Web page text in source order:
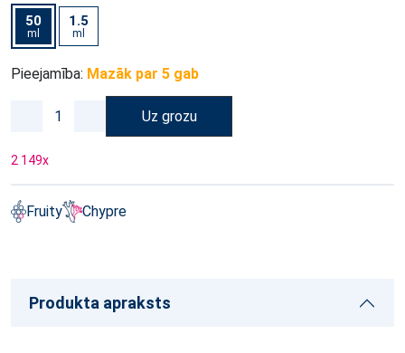
50
ml
1.5
ml
Pieejamība: Mazāk par 5 gab
Uz grozu
2 149x
Fruity Chypre
Produkta apraksts